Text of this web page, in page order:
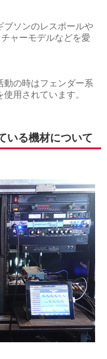
ブソンのレスポールや
ャーモデルなどを愛
動の時はフェンダー系
用されています。
いる機材について